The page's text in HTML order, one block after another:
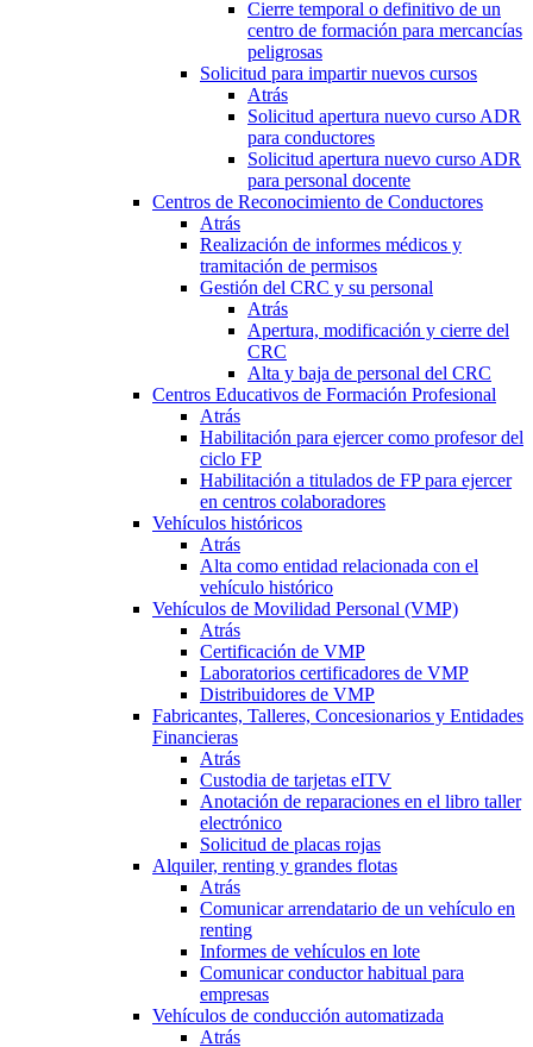
Cierre temporal o definitivo de un
centro de formación para mercancías
peligrosas
Solicitud para impartir nuevos cursos
Atrás
Solicitud apertura nuevo curso ADR
para conductores
Solicitud apertura nuevo curso ADR
para personal docente
Centros de Reconocimiento de Conductores
Atrás
Realización de informes médicos y
tramitación de permisos
Gestión del CRC y su personal
Atrás
Apertura, modificación y cierre del
CRC
Alta y baja de personal del CRC
Centros Educativos de Formación Profesional
Atrás
Habilitación para ejercer como profesor del
ciclo FP
Habilitación a titulados de FP para ejercer
en centros colaboradores
Vehículos históricos
Atrás
Alta como entidad relacionada con el
vehículo histórico
Vehículos de Movilidad Personal (VMP)
Atrás
Certificación de VMP
Laboratorios certificadores de VMP
Distribuidores de VMP
Fabricantes, Talleres, Concesionarios y Entidades
Financieras
Atrás
Custodia de tarjetas eITV
Anotación de reparaciones en el libro taller
electrónico
Solicitud de placas rojas
Alquiler, renting y grandes flotas
Atrás
Comunicar arrendatario de un vehículo en
renting
Informes de vehículos en lote
Comunicar conductor habitual para
empresas
Vehículos de conducción automatizada
Atrás